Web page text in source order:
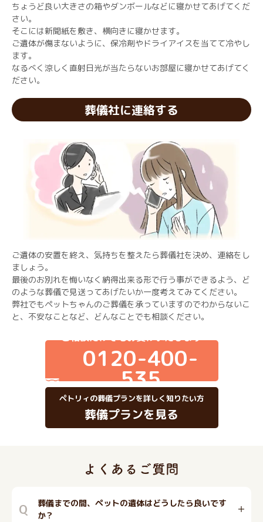
ちょうど良い大きさの箱やダンボールなどに寝かせてあげてくだ
さい。
そこには新聞紙を敷き、横向きに寝かせます。
ご遺体が傷まないように、保冷剤やドライアイスを当てて冷やし
ます。
なるべく涼しく直射日光が当たらないお部屋に寝かせてあげてく
ださい。
葬儀社に連絡する
ご遺体の安置を終え、気持ちを整えたら葬儀社を決め、連絡をし
ましょう。
最後のお別れを悔いなく納得出来る形で行う事ができるよう、ど
のような葬儀で見送ってあげたいか一度考えてみてください。
弊社でもペットちゃんのご葬儀を承っていますのでわからないこ
と、不安なことなど、どんなことでも相談ください。
ご相談だけでもお受けいたします
0120-400-
535
ペトリィの葬儀プランを詳しく知りたい方
葬儀プランを見る
Q
葬儀までの間、ペットの遺体はどうしたら良いです
か？